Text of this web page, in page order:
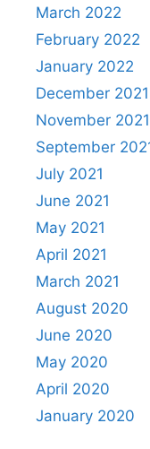
March 2022
February 2022
January 2022
December 2021
November 2021
September
July 2021
June 2021
May 2021
April 2021
March 2021
August 2020
June 2020
May 2020
April 2020
January 2020